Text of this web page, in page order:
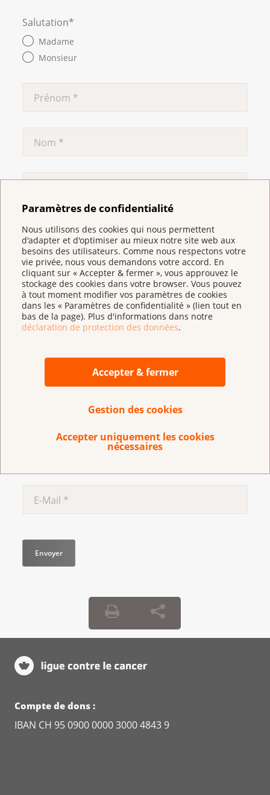
Paramètres de confidentialité
Nous utilisons des cookies qui nous permettent
d'adapter et d'optimiser au mieux notre site web aux
besoins des utilisateurs. Comme nous respectons votre
vie privée, nous vous demandons votre accord. En
cliquant sur « Accepter & fermer », vous approuvez le
stockage des cookies dans votre browser. Vous pouvez
à tout moment modifier vos paramètres de cookies
dans les « Paramètres de confidentialité » (lien tout en
bas de la page). Plus d'informations dans notre
déclaration de protection des données.
Accepter & fermer
Gestion des cookies
Accepter uniquement les cookies
nécessaires
Salutation*
Madame
Monsieur
Compte de dons :
IBAN CH 95 0900 0000 3000 4843 9